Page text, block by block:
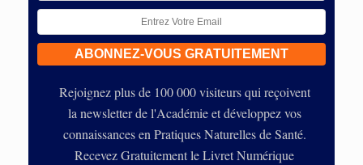
Rejoignez plus de 100 000 visiteurs qui reçoivent
la newsletter de l'Académie et développez vos
connaissances en Pratiques Naturelles de Santé.
Recevez Gratuitement le Livret Numérique